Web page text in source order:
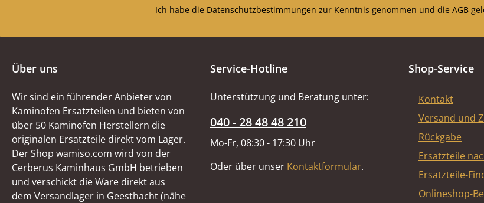
Ich habe die Datenschutzbestimmungen zur Kenntnis genommen und die AGB
Über uns
Wir sind ein führender Anbieter von
Kaminofen Ersatzteilen und bieten von
über 50 Kaminofen Herstellern die
originalen Ersatzteile direkt vom Lager.
Der Shop wamiso.com wird von der
Cerberus Kaminhaus GmbH betrieben
und verschickt die Ware direkt aus
dem Versandlager in Geesthacht (nähe
Service-Hotline
Unterstützung und Beratung unter:
040 - 28 48 48 210
Mo-Fr, 08:30 - 17:30 Uhr
Oder über unser Kontaktformular.
Shop-Service
Kontakt
Versand und
Rückgabe
Ersatzteile
Ersatzteile-
Onlineshop-